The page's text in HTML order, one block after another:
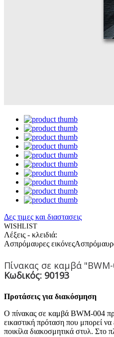
Δες τιμες και διαστασεις
WISHLIST
Λέξεις - κλειδιά:
Ασπρόμαυρες εικόνες
Πίνακας σε καμβά
Κωδικός: 90193
Προτάσεις για διακόσμηση
Ο πίνακας σε καμβά BWM-004
εικαστική πρόταση που μπορεί
ποικίλα διακοσμητικά στυλ. Στο